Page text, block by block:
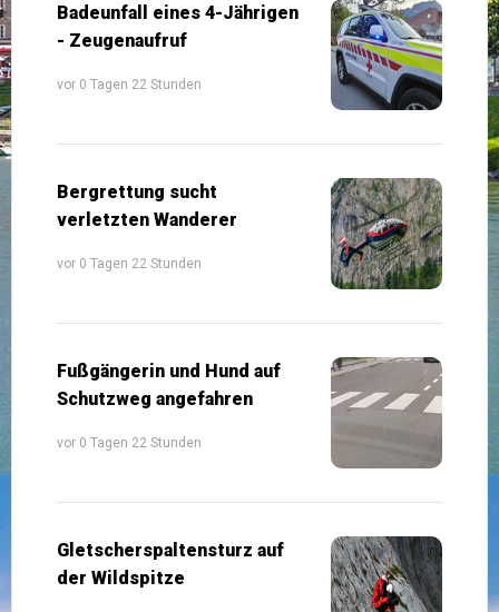
Badeunfall eines 4-Jährigen
- Zeugenaufruf
vor 0 Tagen 22 Stunden
Bergrettung sucht
verletzten Wanderer
vor 0 Tagen 22 Stunden
Fußgängerin und Hund auf
Schutzweg angefahren
vor 0 Tagen 22 Stunden
Gletscherspaltensturz auf
der Wildspitze